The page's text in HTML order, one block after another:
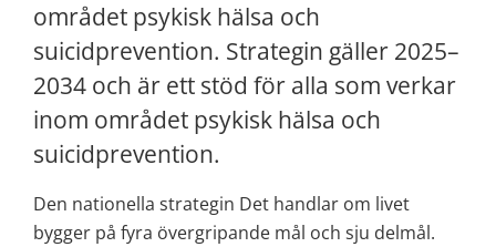
området psykisk hälsa och
suicidprevention. Strategin gäller 2025–
2034 och är ett stöd för alla som verkar
inom området psykisk hälsa och
suicidprevention.
Den nationella strategin Det handlar om livet
bygger på fyra övergripande mål och sju delmål.